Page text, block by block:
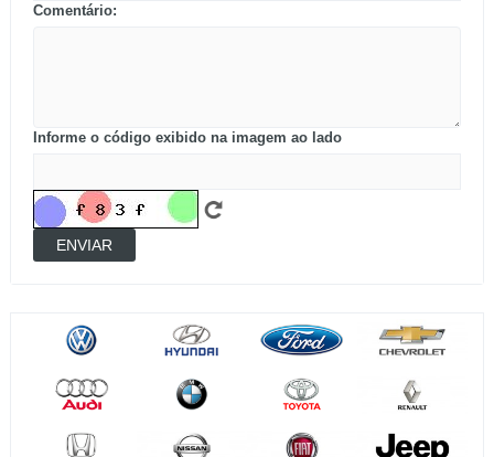
Comentário:
Informe o código exibido na imagem ao lado
ENVIAR